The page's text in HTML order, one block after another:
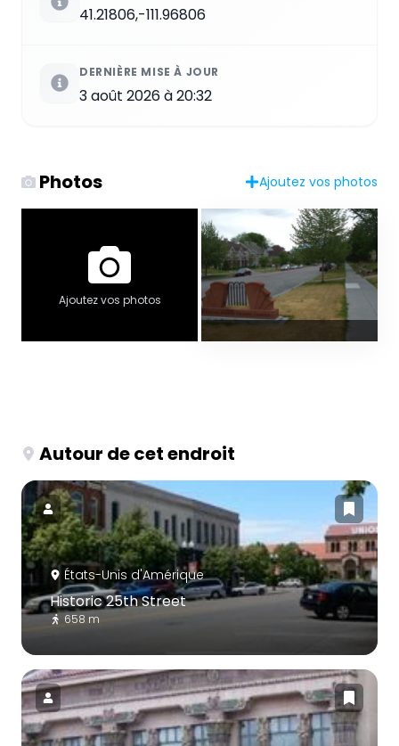
41.21806,-111.96806
DERNIÈRE MISE À JOUR
3 août 2026 à 20:32
Photos Ajoutez vos photos
Ajoutez vos photos
Autour de cet endroit
États-Unis d'Amérique
Historic 25th Street
658 m